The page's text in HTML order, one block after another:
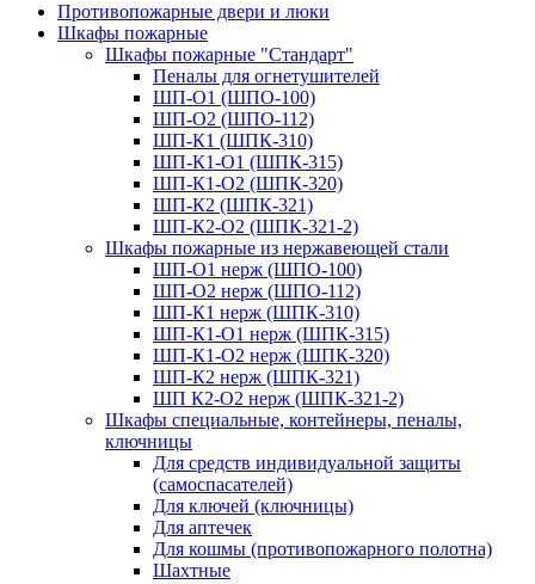
Противопожарные двери и люки
Шкафы пожарные
Шкафы пожарные "Стандарт"
Пеналы для огнетушителей
ШП-О1 (ШПО-100)
ШП-О2 (ШПО-112)
ШП-К1 (ШПК-310)
ШП-К1-О1 (ШПК-315)
ШП-К1-О2 (ШПК-320)
ШП-К2 (ШПК-321)
ШП-К2-О2 (ШПК-321-2)
Шкафы пожарные из нержавеющей стали
ШП-О1 нерж (ШПО-100)
ШП-О2 нерж (ШПО-112)
ШП-К1 нерж (ШПК-310)
ШП-К1-О1 нерж (ШПК-315)
ШП-К1-О2 нерж (ШПК-320)
ШП-К2 нерж (ШПК-321)
ШП К2-О2 нерж (ШПК-321-2)
Шкафы специальные, контейнеры, пеналы,
ключницы
Для средств индивидуальной защиты
(самоспасателей)
Для ключей (ключницы)
Для аптечек
Для кошмы (противопожарного полотна)
Шахтные